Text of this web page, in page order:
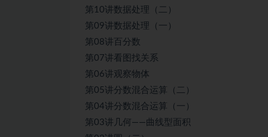
第10讲数据处理（二）
第09讲数据处理（一）
第08讲百分数
第07讲看图找关系
第06讲观察物体
第05讲分数混合运算（二）
第04讲分数混合运算（一）
第03讲几何——曲线型面积